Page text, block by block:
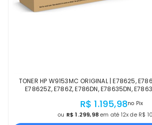
TONER HP W9153MC ORIGINAL | E78625,
E78625Z, E786Z, E786DN, E78635DN,
R$ 1.195,98no Pix
ou R$ 1.299,98em até 12x de R$